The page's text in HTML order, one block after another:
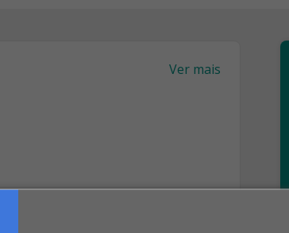
Ver mais